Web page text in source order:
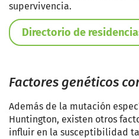
supervivencia.
Directorio de
Factores genéticos
Además de la mutación
Huntington, existen otros
influir en la susceptibilidad